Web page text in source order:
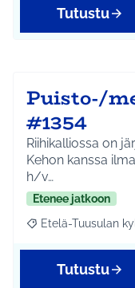
Tutustu
Puisto-/
#1354
Riihikalliossa on
Kehon kanssa
h/v…
Etenee jatkoon
Rajaa tulokset
Etelä-Tuusulan
Tutustu